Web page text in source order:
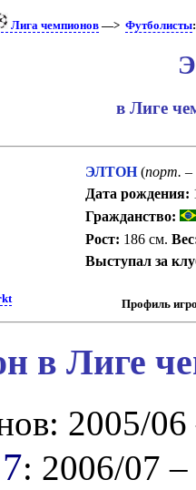
Лига чемпионов—> Футболисты
в Лиге
ЭЛТОН(порт. –
Дата рождения:
Гражданство:
Рост: 186 см.
Выступал за
Профиль
в Лиге
2005/
7: 2006/07